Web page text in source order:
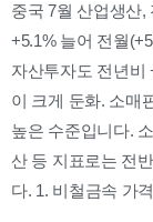
중국 7월 산업생산,
+5.1% 늘어 전월
자산투자도 전년비
이 크게 둔화. 소매
높은 수준입니다.
산 등 지표로는 전
다. 1. 비철금속 가